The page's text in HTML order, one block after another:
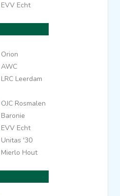
EVV Echt
Orion
AWC
LRC Leerdam
OJC Rosmalen
Baronie
EVV Echt
Unitas '30
Mierlo Hout